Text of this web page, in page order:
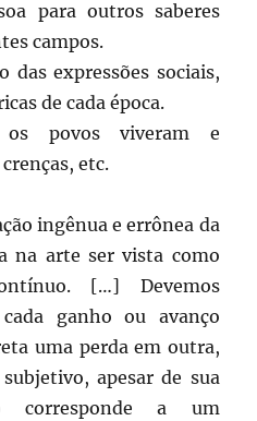
para outros saberes
campos.
das expressões sociais,
de cada época.
os povos viveram e
etc.
ingênua e errônea da
na arte ser vista como
[…] Devemos
ganho ou avanço
uma perda em outra,
apesar de sua
corresponde a um